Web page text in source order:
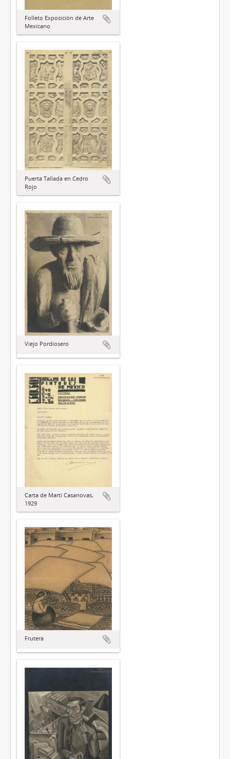
Folleto Exposición de Arte
Mexicano
Puerta Tallada en Cedro
Rojo
Viejo Pordiosero
Carta de Martí Casanovas,
1929
Frutera